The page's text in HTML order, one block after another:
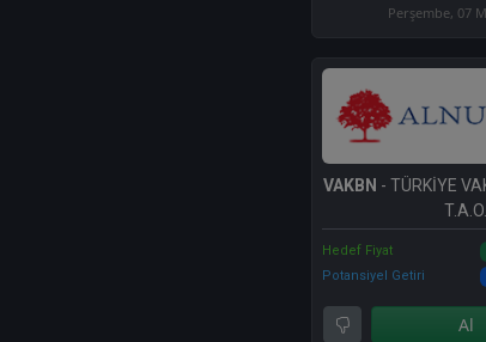
Perşembe, 07
VAKBN - TÜRKİYE
T.A.O.
Hedef Fiyat
Potansiyel Getiri
Al